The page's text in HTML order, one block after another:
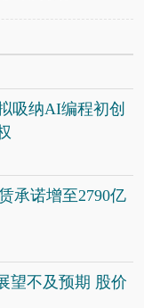
吸纳AI编程初创
承诺增至2790亿
望不及预期 股价